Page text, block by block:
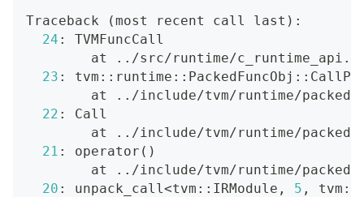
Traceback (most recent call last ) :
24 : TVMFuncCall
        at
.. /src/runtime/
23 :
        at
.. /include/tvm/runtime/
22 : Call
        at
.. /include/tvm/runtime/
21 : operator ( )
        at
.. /include/tvm/runtime/
20 : unpack_call <tvm::IRModule, 5 , tvm::